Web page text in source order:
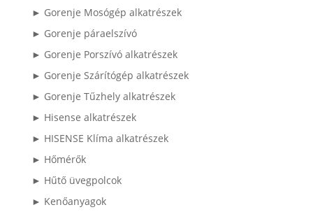
► Gorenje Mosógép alkatrészek
► Gorenje páraelszívó
► Gorenje Porszívó alkatrészek
► Gorenje Szárítógép alkatrészek
► Gorenje Tűzhely alkatrészek
► Hisense alkatrészek
► HISENSE Klíma alkatrészek
► Hőmérők
► Hűtő üvegpolcok
► Kenőanyagok